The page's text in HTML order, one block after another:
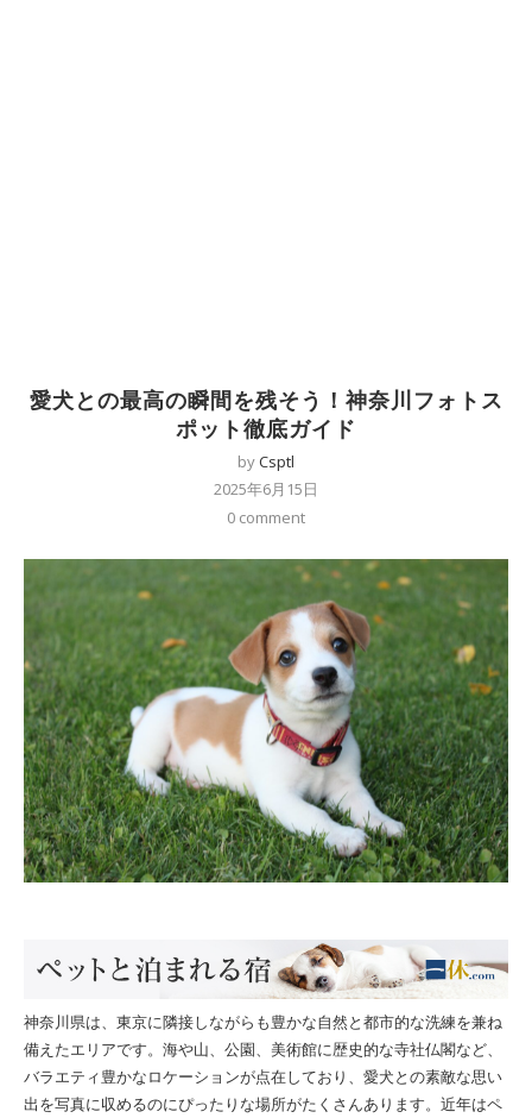
愛犬との最高の瞬間を残そう！神奈川フォトス
ポット徹底ガイド
byCsptl
2025年6月15日
0 comment
神奈川県は、東京に隣接しながらも豊かな自然と都市的な洗練を兼ね
備えたエリアです。海や山、公園、美術館に歴史的な寺社仏閣など、
バラエティ豊かなロケーションが点在しており、愛犬との素敵な思い
出を写真に収めるのにぴったりな場所がたくさんあります。近年はペ